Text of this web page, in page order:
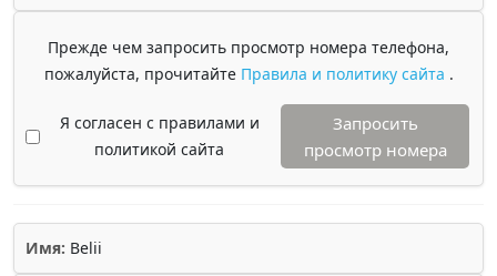
Прежде чем запросить просмотр номера телефона,
пожалуйста, прочитайте Правила и политику сайта .
Я согласен с правилами и
политикой сайта
Запросить
просмотр номера
Имя: Belii